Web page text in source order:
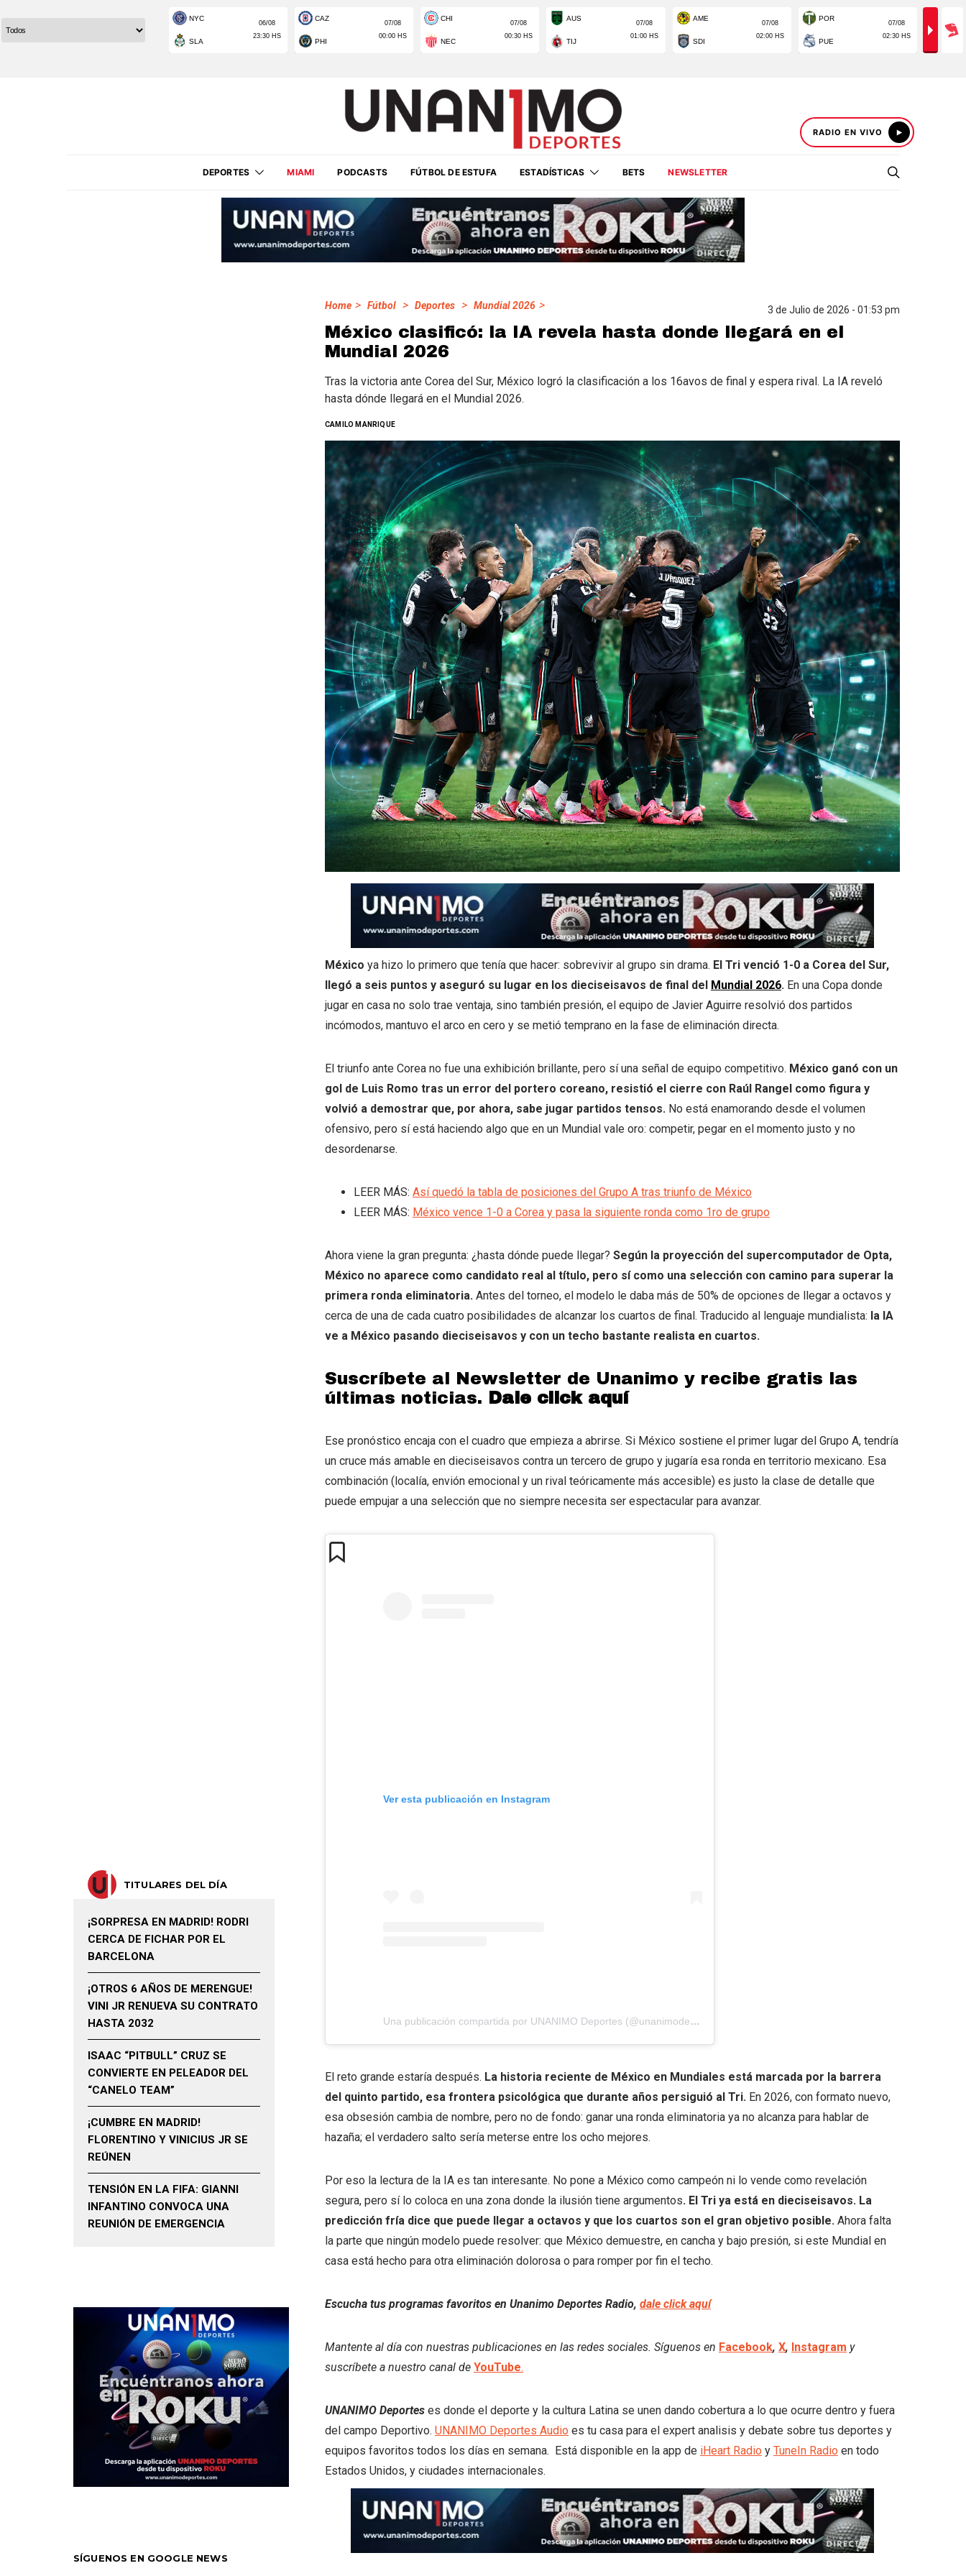
RADIO EN VIVO
DEPORTES MIAMI PODCASTS FÚTBOL DE ESTUFA ESTADÍSTICAS BETS NEWSLETTER
Home > Fútbol > Deportes > Mundial 2026 > 3 de Julio de 2026 - 01:53 pm
México clasificó: la IA revela hasta donde llegará en el
Mundial 2026
Tras la victoria ante Corea del Sur, México logró la clasificación a los 16avos de final y espera rival. La IA reveló
hasta dónde llegará en el Mundial 2026.
CAMILO MANRIQUE
México ya hizo lo primero que tenía que hacer: sobrevivir al grupo sin drama. El Tri venció 1-0 a Corea del Sur,
llegó a seis puntos y aseguró su lugar en los dieciseisavos de final del Mundial 2026. En una Copa donde
jugar en casa no solo trae ventaja, sino también presión, el equipo de Javier Aguirre resolvió dos partidos
incómodos, mantuvo el arco en cero y se metió temprano en la fase de eliminación directa.
El triunfo ante Corea no fue una exhibición brillante, pero sí una señal de equipo competitivo. México ganó con un
gol de Luis Romo tras un error del portero coreano, resistió el cierre con Raúl Rangel como figura y
volvió a demostrar que, por ahora, sabe jugar partidos tensos. No está enamorando desde el volumen
ofensivo, pero sí está haciendo algo que en un Mundial vale oro: competir, pegar en el momento justo y no
desordenarse.
LEER MÁS: Así quedó la tabla de posiciones del Grupo A tras triunfo de México
LEER MÁS: México vence 1-0 a Corea y pasa la siguiente ronda como 1ro de grupo
Ahora viene la gran pregunta: ¿hasta dónde puede llegar? Según la proyección del supercomputador de Opta,
México no aparece como candidato real al título, pero sí como una selección con camino para superar la
primera ronda eliminatoria. Antes del torneo, el modelo le daba más de 50% de opciones de llegar a octavos y
cerca de una de cada cuatro posibilidades de alcanzar los cuartos de final. Traducido al lenguaje mundialista: la IA
ve a México pasando dieciseisavos y con un techo bastante realista en cuartos.
Suscríbete al Newsletter de Unanimo y recibe gratis las
últimas noticias.
Dale click aquí
Ese pronóstico encaja con el cuadro que empieza a abrirse. Si México sostiene el primer lugar del Grupo A, tendría
un cruce más amable en dieciseisavos contra un tercero de grupo y jugaría esa ronda en territorio mexicano. Esa
combinación (localía, envión emocional y un rival teóricamente más accesible) es justo la clase de detalle que
puede empujar a una selección que no siempre necesita ser espectacular para avanzar.
Ver esta publicación en Instagram
Una publicación compartida por UNANIMO Deportes (@unanimodeportes)
El reto grande estaría después. La historia reciente de México en Mundiales está marcada por la barrera
del quinto partido, esa frontera psicológica que durante años persiguió al Tri. En 2026, con formato nuevo,
esa obsesión cambia de nombre, pero no de fondo: ganar una ronda eliminatoria ya no alcanza para hablar de
hazaña; el verdadero salto sería meterse entre los ocho mejores.
Por eso la lectura de la IA es tan interesante. No pone a México como campeón ni lo vende como revelación
segura, pero sí lo coloca en una zona donde la ilusión tiene argumentos. El Tri ya está en dieciseisavos. La
predicción fría dice que puede llegar a octavos y que los cuartos son el gran objetivo posible. Ahora falta
la parte que ningún modelo puede resolver: que México demuestre, en cancha y bajo presión, si este Mundial en
casa está hecho para otra eliminación dolorosa o para romper por fin el techo.
Escucha tus programas favoritos en Unanimo Deportes Radio, dale click aquí
Mantente al día con nuestras publicaciones en las redes sociales. Síguenos en Facebook, X, Instagram y
suscríbete a nuestro canal de YouTube.
UNANIMO Deportes es donde el deporte y la cultura Latina se unen dando cobertura a lo que ocurre dentro y fuera
del campo Deportivo. UNANIMO Deportes Audio es tu casa para el expert analisis y debate sobre tus deportes y
equipos favoritos todos los días en semana. Está disponible en la app de iHeart Radio y TuneIn Radio en todo
Estados Unidos, y ciudades internacionales.
TITULARES DEL DÍA
¡SORPRESA EN MADRID! RODRI
CERCA DE FICHAR POR EL
BARCELONA
¡OTROS 6 AÑOS DE MERENGUE!
VINI JR RENUEVA SU CONTRATO
HASTA 2032
ISAAC “PITBULL” CRUZ SE
CONVIERTE EN PELEADOR DEL
“CANELO TEAM”
¡CUMBRE EN MADRID!
FLORENTINO Y VINICIUS JR SE
REÚNEN
TENSIÓN EN LA FIFA: GIANNI
INFANTINO CONVOCA UNA
REUNIÓN DE EMERGENCIA
SÍGUENOS EN GOOGLE NEWS